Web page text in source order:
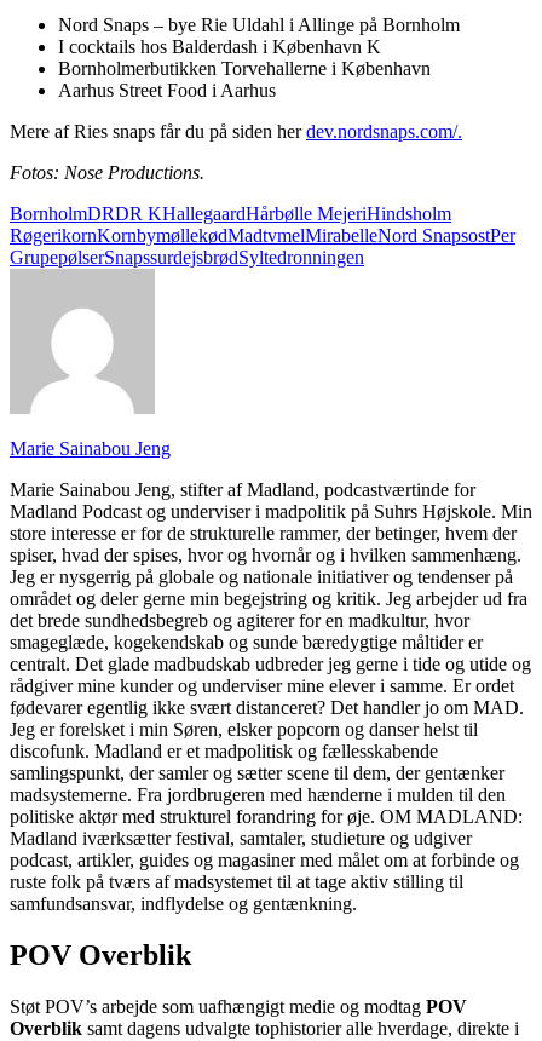
Nord Snaps – bye Rie Uldahl i Allinge på Bornholm
I cocktails hos Balderdash i København K
Bornholmerbutikken Torvehallerne i København
Aarhus Street Food i Aarhus
Mere af Ries snaps får du på siden herdev.nordsnaps.com/.
Fotos: Nose Productions.
BornholmDRDR KHallegaardHårbølle MejeriHindsholm
RøgerikornKornbymøllekødMadtvmelMirabelleNord SnapsostPer
GrupepølserSnapssurdejsbrødSyltedronningen
Marie Sainabou Jeng
Marie Sainabou Jeng, stifter af Madland, podcastværtinde for
Madland Podcast og underviser i madpolitik på Suhrs Højskole. Min
store interesse er for de strukturelle rammer, der betinger, hvem der
spiser, hvad der spises, hvor og hvornår og i hvilken sammenhæng.
Jeg er nysgerrig på globale og nationale initiativer og tendenser på
området og deler gerne min begejstring og kritik. Jeg arbejder ud fra
det brede sundhedsbegreb og agiterer for en madkultur, hvor
smageglæde, kogekendskab og sunde bæredygtige måltider er
centralt. Det glade madbudskab udbreder jeg gerne i tide og utide og
rådgiver mine kunder og underviser mine elever i samme. Er ordet
fødevarer egentlig ikke svært distanceret? Det handler jo om MAD.
Jeg er forelsket i min Søren, elsker popcorn og danser helst til
discofunk. Madland er et madpolitisk og fællesskabende
samlingspunkt, der samler og sætter scene til dem, der gentænker
madsystemerne. Fra jordbrugeren med hænderne i mulden til den
politiske aktør med strukturel forandring for øje. OM MADLAND:
Madland iværksætter festival, samtaler, studieture og udgiver
podcast, artikler, guides og magasiner med målet om at forbinde og
ruste folk på tværs af madsystemet til at tage aktiv stilling til
samfundsansvar, indflydelse og gentænkning.
POV Overblik
Støt POV’s arbejde som uafhængigt medie og modtag POV
Overblik samt dagens udvalgte tophistorier alle hverdage, direkte i